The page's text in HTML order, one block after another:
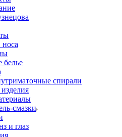
носа
белье
спирали
смазки
и глаз